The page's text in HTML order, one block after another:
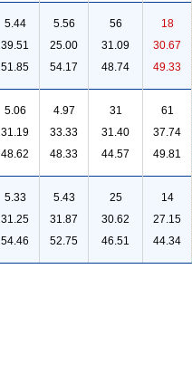
5.44
39.51
51.85
5.56
25.00
54.17
56
31.09
48.74
18
30.67
49.33
5.06
31.19
48.62
4.97
33.33
48.33
31
31.40
44.57
61
37.74
49.81
5.33
31.25
54.46
5.43
31.87
52.75
25
30.62
46.51
14
27.15
44.34